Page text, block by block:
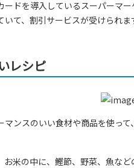
ードを導入しているスーパーマ
て、割引サービスが受けられま
レシピ
マンスのいい食材や商品を使っ
お米の中に、鰹節、野菜、魚な